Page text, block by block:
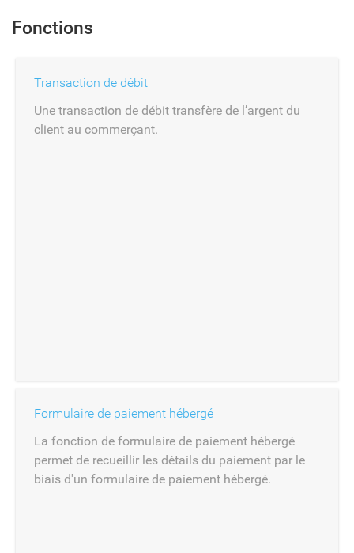
Fonctions
Transaction de débit
Une transaction de débit transfère de l’argent du
client au commerçant.
Formulaire de paiement hébergé
La fonction de formulaire de paiement hébergé
permet de recueillir les détails du paiement par le
biais d'un formulaire de paiement hébergé.